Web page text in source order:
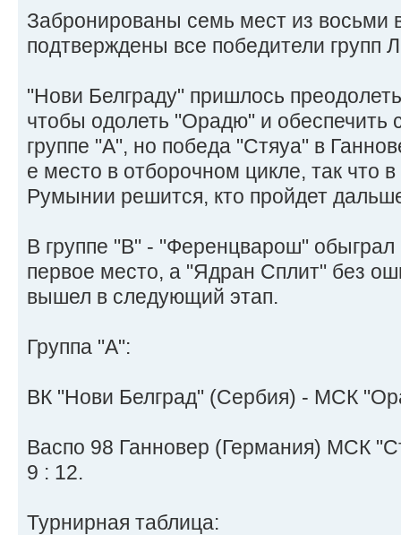
Забронированы семь мест из восьми
подтверждены все победители групп
"Нови Белграду" пришлось
чтобы одолеть "Орадю" и обеспечить
группе "А", но победа "Стяуа" в
е место в отборочном цикле, так что
Румынии решится, кто пройдет
В группе "В" - "Ференцварош" обыграл
первое место, а "Ядран Сплит" без
вышел в следующий этап.
Группа "А":
ВК "Нови Белград" (Сербия) - МСК
Васпо 98 Ганновер (Германия) МСК
9 : 12.
Турнирная таблица: